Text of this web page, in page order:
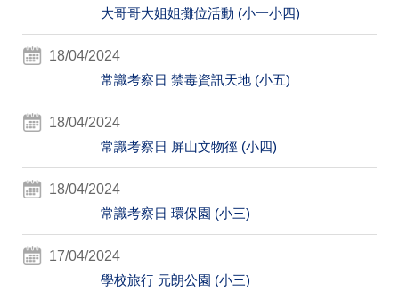
大哥哥大姐姐攤位活動 (小一小四)
18/04/2024
常識考察日 禁毒資訊天地 (小五)
18/04/2024
常識考察日 屏山文物徑 (小四)
18/04/2024
常識考察日 環保園 (小三)
17/04/2024
學校旅行 元朗公園 (小三)